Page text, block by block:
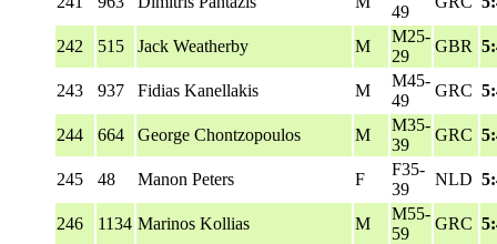
49
242 515 Jack Weatherby M
M25-
29
GBR
243 937 Fidias Kanellakis M
M45-
49
GRC
244 664 George Chontzopoulos M
M35-
39
GRC
245 48 Manon Peters F
F35-
39
NLD
246 1134 Marinos Kollias M
M55-
59
GRC